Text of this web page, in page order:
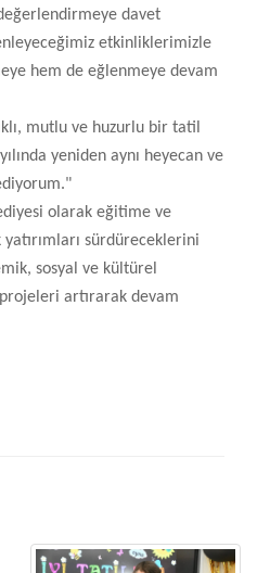
davet
etkinliklerimizle
hem de eğlenmeye devam
mutlu ve huzurlu bir tatil
yeniden aynı heyecan ve
olarak eğitime ve
sürdüreceklerini
sosyal ve kültürel
artırarak devam